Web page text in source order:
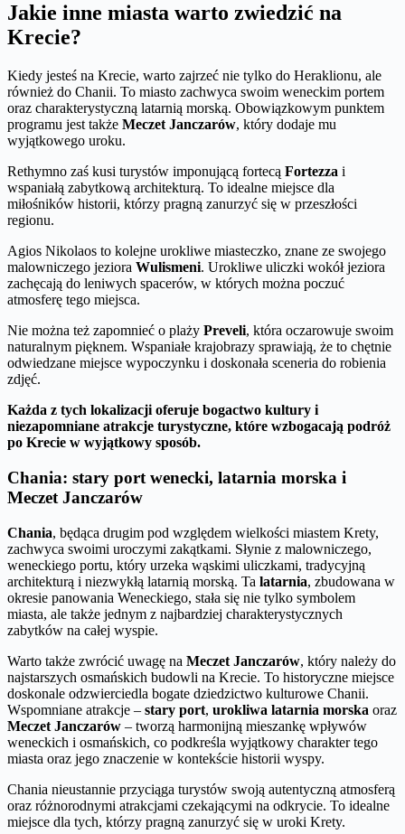
Jakie inne miasta warto zwiedzić na
Krecie?
Kiedy jesteś na Krecie, warto zajrzeć nie tylko do Heraklionu, ale
również do Chanii. To miasto zachwyca swoim weneckim portem
oraz charakterystyczną latarnią morską. Obowiązkowym punktem
programu jest także Meczet Janczarów, który dodaje mu
wyjątkowego uroku.
Rethymno zaś kusi turystów imponującą fortecą Fortezza i
wspaniałą zabytkową architekturą. To idealne miejsce dla
miłośników historii, którzy pragną zanurzyć się w przeszłości
regionu.
Agios Nikolaos to kolejne urokliwe miasteczko, znane ze swojego
malowniczego jeziora Wulismeni. Urokliwe uliczki wokół jeziora
zachęcają do leniwych spacerów, w których można poczuć
atmosferę tego miejsca.
Nie można też zapomnieć o plaży Preveli, która oczarowuje swoim
naturalnym pięknem. Wspaniałe krajobrazy sprawiają, że to chętnie
odwiedzane miejsce wypoczynku i doskonała sceneria do robienia
zdjęć.
Każda z tych lokalizacji oferuje bogactwo kultury i
niezapomniane atrakcje turystyczne, które wzbogacają podróż
po Krecie w wyjątkowy sposób.
Chania: stary port wenecki, latarnia morska i
Meczet Janczarów
Chania, będąca drugim pod względem wielkości miastem Krety,
zachwyca swoimi uroczymi zakątkami. Słynie z malowniczego,
weneckiego portu, który urzeka wąskimi uliczkami, tradycyjną
architekturą i niezwykłą latarnią morską. Ta latarnia, zbudowana w
okresie panowania Weneckiego, stała się nie tylko symbolem
miasta, ale także jednym z najbardziej charakterystycznych
zabytków na całej wyspie.
Warto także zwrócić uwagę na Meczet Janczarów, który należy do
najstarszych osmańskich budowli na Krecie. To historyczne miejsce
doskonale odzwierciedla bogate dziedzictwo kulturowe Chanii.
Wspomniane atrakcje – stary port, urokliwa latarnia morska oraz
Meczet Janczarów – tworzą harmonijną mieszankę wpływów
weneckich i osmańskich, co podkreśla wyjątkowy charakter tego
miasta oraz jego znaczenie w kontekście historii wyspy.
Chania nieustannie przyciąga turystów swoją autentyczną atmosferą
oraz różnorodnymi atrakcjami czekającymi na odkrycie. To idealne
miejsce dla tych, którzy pragną zanurzyć się w uroki Krety.